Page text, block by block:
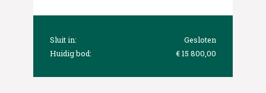
Sluit in:
Gesloten
Huidig bod:
€ 15 800,00